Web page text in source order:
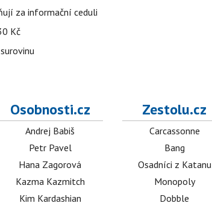
za informační ceduli
Kč
Osobnosti.cz
Andrej Babiš
Petr Pavel
Hana Zagorová
Kazma Kazmitch
Kim Kardashian
Zestolu.cz
Carcassonne
Bang
Osadníci z Katanu
Monopoly
Dobble